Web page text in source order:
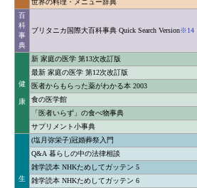
世界の料理・メニュー辞典
百
科
事
典
ブリタニカ国際大百科事典 Quick Search Version※14
健
康
新 家庭の医学 第13次改訂版
最新 家庭の医学 第12次改訂版
医者からもらった薬がわかる本 2003
食の医学館
「医者いらず」の食べ物事典
サプリメント小事典
生
(塩月弥栄子)冠婚葬祭入門
Q&A 暮らしの中の法律相談
雑学読本 NHKためしてガッテン 5
雑学読本 NHKためしてガッテン 6